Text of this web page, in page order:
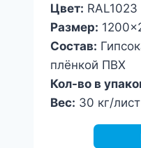
Цвет: RAL1023
Размер:
Состав:
плёнкой ПВХ
Кол-во в
Вес: 30 кг/лист